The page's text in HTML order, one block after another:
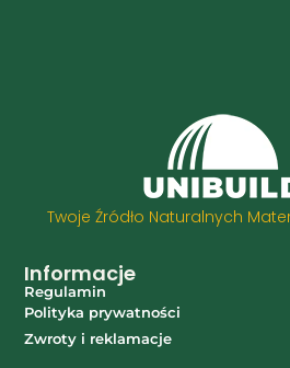
Twoje Źródło Naturalnych
Informacje
Regulamin
Polityka prywatności
Zwroty i reklamacje